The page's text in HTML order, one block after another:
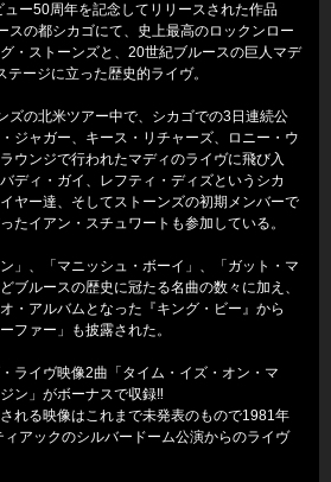
ー50周年を記念してリリースされた作品
スの都シカゴにて、史上最高のロックンロー
・ストーンズと、20世紀ブルースの巨人マデ
ージに立った歴史的ライヴ。
ズの北米ツアー中で、シカゴでの3日連続公
ジャガー、キース・リチャーズ、ロニー・ウ
ウンジで行われたマディのライヴに飛び入
ディ・ガイ、レフティ・ディズというシカ
ヤー達、そしてストーンズの初期メンバーで
たイアン・スチュワートも参加している。
」、「マニッシュ・ボーイ」、「ガット・マ
ブルースの歴史に冠たる名曲の数々に加え、
・アルバムとなった『キング・ビー』から
ファー」も披露された。
ライヴ映像2曲「タイム・イズ・オン・マ
ン」がボーナスで収録‼
れる映像はこれまで未発表のもので1981年
アックのシルバードーム公演からのライヴ